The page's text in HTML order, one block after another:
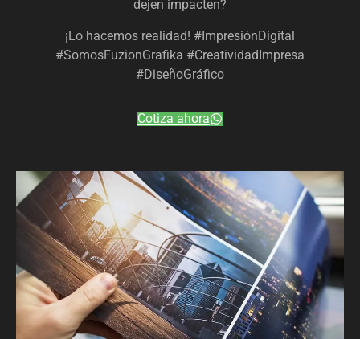
dejen impacten?
¡Lo hacemos realidad! #ImpresiónDigital
#SomosFuzionGrafika #CreatividadImpresa
#DiseñoGráfico
Cotiza ahora